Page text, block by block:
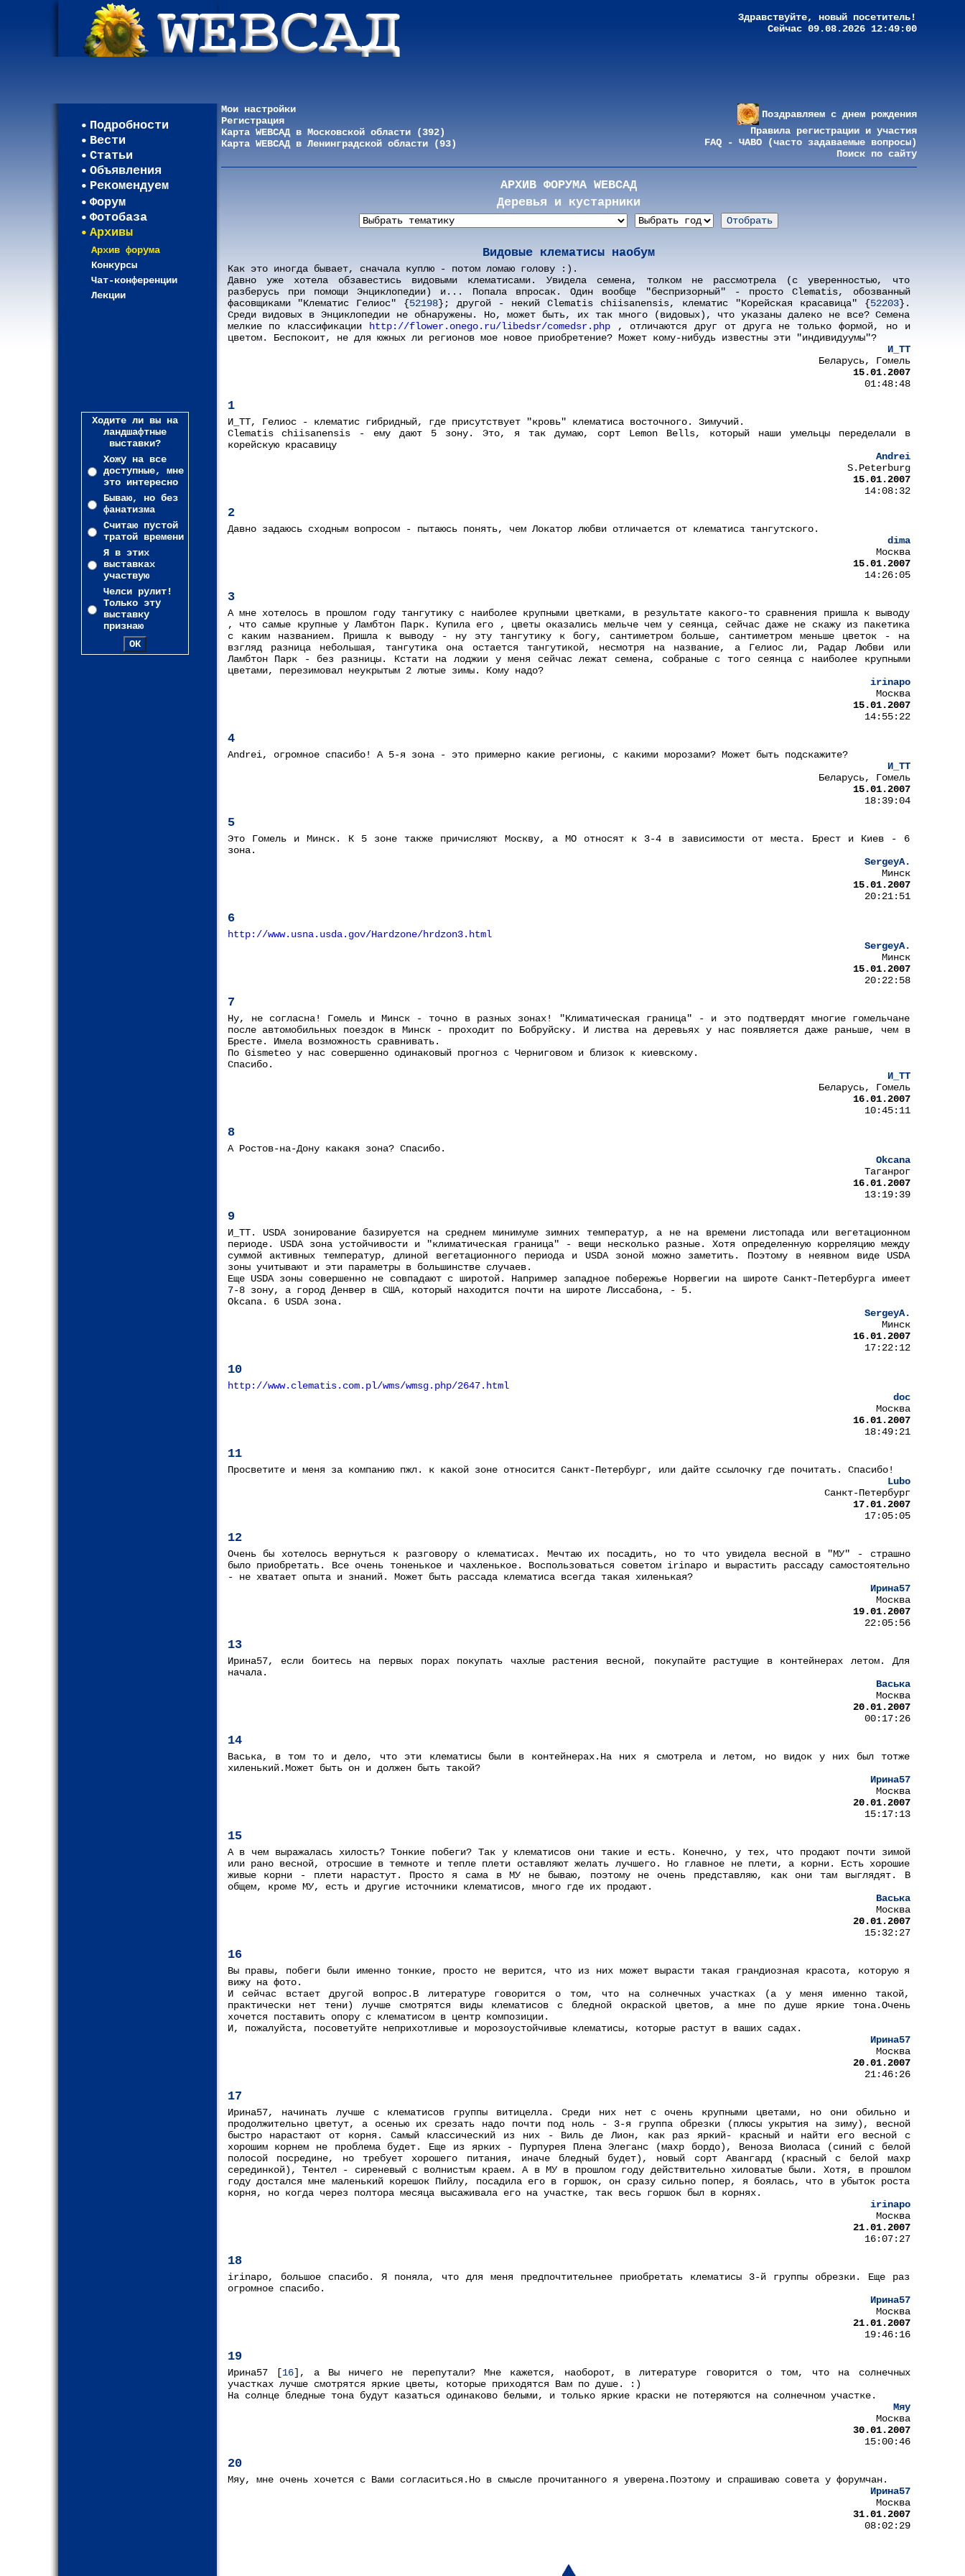
Здравствуйте, новый посетитель!
Сейчас 09.08.2026 12:49:00
Подробности
Вести
Статьи
Объявления
Рекомендуем
Форум
Фотобаза
Архивы
Архив форума
Конкурсы
Чат-конференции
Лекции
Ходите ли вы на
ландшафтные
выставки?
Хожу на все
доступные, мне
это интересно
Бываю, но без
фанатизма
Считаю пустой
тратой времени
Я в этих
выставках
участвую
Челси рулит!
Только эту
выставку
признаю
Мои настройки
Регистрация
Карта WEBСАД в Московской области (392)
Карта WEBСАД в Ленинградской области (93)
Поздравляем с днем рождения
Правила регистрации и участия
FAQ - ЧАВО (часто задаваемые вопросы)
Поиск по сайту
АРХИВ ФОРУМА WEBСАД
Деревья и кустарники
Видовые клематисы наобум
Как это иногда бывает, сначала куплю - потом ломаю голову :).
Давно уже хотела обзавестись видовыми клематисами. Увидела семена, толком не рассмотрела (с уверенностью, что
разберусь при помощи Энциклопедии) и... Попала впросак. Один вообще "беспризорный" - просто Clematis, обозванный
фасовщиками "Клематис Гелиос" {52198}; другой - некий Clematis chiisanensis, клематис "Корейская красавица" {52203}.
Среди видовых в Энциклопедии не обнаружены. Но, может быть, их так много (видовых), что указаны далеко не все? Семена
мелкие по классификации
http://flower.onego.ru/libedsr/comedsr.php, отличаются друг от друга не только формой, но и
цветом. Беспокоит, не для южных ли регионов мое новое приобретение? Может кому-нибудь известны эти "индивидуумы"?
И_ТТ
Беларусь, Гомель
15.01.2007
01:48:48
1
И_ТТ, Гелиос - клематис гибридный, где присутствует "кровь" клематиса восточного. Зимучий.
Clematis chiisanensis - ему дают 5 зону. Это, я так думаю, сорт Lemon Bells, который наши умельцы переделали в
корейскую красавицу
Andrei
S.Peterburg
15.01.2007
14:08:32
2
Давно задаюсь сходным вопросом - пытаюсь понять, чем Локатор любви отличается от клематиса тангутского.
dima
Москва
15.01.2007
14:26:05
3
А мне хотелось в прошлом году тангутику с наиболее крупными цветками, в результате какого-то сравнения пришла к выводу
, что самые крупные у Ламбтон Парк. Купила его , цветы оказались мельче чем у сеянца, сейчас даже не скажу из пакетика
с каким названием. Пришла к выводу - ну эту тангутику к богу, сантиметром больше, сантиметром меньше цветок - на
взгляд разница небольшая, тангутика она остается тангутикой, несмотря на название, а Гелиос ли, Радар Любви или
Ламбтон Парк - без разницы. Кстати на лоджии у меня сейчас лежат семена, собраные с того сеянца с наиболее крупными
цветами, перезимовал неукрытым 2 лютые зимы. Кому надо?
irinapo
Москва
15.01.2007
14:55:22
4
Andrei, огромное спасибо! А 5-я зона - это примерно какие регионы, с какими морозами? Может быть подскажите?
И_ТТ
Беларусь, Гомель
15.01.2007
18:39:04
5
Это Гомель и Минск. К 5 зоне также причисляют Москву, а МО относят к 3-4 в зависимости от места. Брест и Киев - 6
зона.
SergeyA.
Минск
15.01.2007
20:21:51
6
http://www.usna.usda.gov/Hardzone/hrdzon3.html
SergeyA.
Минск
15.01.2007
20:22:58
7
Ну, не согласна! Гомель и Минск - точно в разных зонах! "Климатическая граница" - и это подтвердят многие гомельчане
после автомобильных поездок в Минск - проходит по Бобруйску. И листва на деревьях у нас появляется даже раньше, чем в
Бресте. Имела возможность сравнивать.
По Gismeteo у нас совершенно одинаковый прогноз с Черниговом и близок к киевскому.
Спасибо.
И_ТТ
Беларусь, Гомель
16.01.2007
10:45:11
8
А Ростов-на-Дону какакя зона? Спасибо.
Okcana
Таганрог
16.01.2007
13:19:39
9
И_ТТ. USDA зонирование базируется на среднем минимуме зимних температур, а не на времени листопада или вегетационном
периоде. USDA зона устойчивости и "климатическая граница" - вещи несколько разные. Хотя определенную корреляцию между
суммой активных температур, длиной вегетационного периода и USDA зоной можно заметить. Поэтому в неявном виде USDA
зоны учитывают и эти параметры в большинстве случаев.
Еще USDA зоны совершенно не совпадают с широтой. Например западное побережье Норвегии на широте Санкт-Петербурга имеет
7-8 зону, а город Денвер в США, который находится почти на широте Лиссабона, - 5.
Okcana. 6 USDA зона.
SergeyA.
Минск
16.01.2007
17:22:12
10
http://www.clematis.com.pl/wms/wmsg.php/2647.html
doc
Москва
16.01.2007
18:49:21
11
Просветите и меня за компанию пжл. к какой зоне относится Санкт-Петербург, или дайте ссылочку где почитать. Спасибо!
Lubo
Санкт-Петербург
17.01.2007
17:05:05
12
Очень бы хотелось вернуться к разговору о клематисах. Мечтаю их посадить, но то что увидела весной в "МУ" - страшно
было приобретать. Все очень тоненькое и чахленькое. Воспользоваться советом irinapo и вырастить рассаду самостоятельно
- не хватает опыта и знаний. Может быть рассада клематиса всегда такая хиленькая?
Ирина57
Москва
19.01.2007
22:05:56
13
Ирина57, если боитесь на первых порах покупать чахлые растения весной, покупайте растущие в контейнерах летом. Для
начала.
Васька
Москва
20.01.2007
00:17:26
14
Васька, в том то и дело, что эти клематисы были в контейнерах.На них я смотрела и летом, но видок у них был тотже
хиленький.Может быть он и должен быть такой?
Ирина57
Москва
20.01.2007
15:17:13
15
А в чем выражалась хилость? Тонкие побеги? Так у клематисов они такие и есть. Конечно, у тех, что продают почти зимой
или рано весной, отросшие в темноте и тепле плети оставляют желать лучшего. Но главное не плети, а корни. Есть хорошие
живые корни - плети нарастут. Просто я сама в МУ не бываю, поэтому не очень представляю, как они там выглядят. В
общем, кроме МУ, есть и другие источники клематисов, много где их продают.
Васька
Москва
20.01.2007
15:32:27
16
Вы правы, побеги были именно тонкие, просто не верится, что из них может вырасти такая грандиозная красота, которую я
вижу на фото.
И сейчас встает другой вопрос.В литературе говорится о том, что на солнечных участках (а у меня именно такой,
практически нет тени) лучше смотрятся виды клематисов с бледной окраской цветов, а мне по душе яркие тона.Очень
хочется поставить опору с клематисом в центр композиции.
И, пожалуйста, посоветуйте неприхотливые и морозоустойчивые клематисы, которые растут в ваших садах.
Ирина57
Москва
20.01.2007
21:46:26
17
Ирина57, начинать лучше с клематисов группы витицелла. Среди них нет с очень крупными цветами, но они обильно и
продолжительно цветут, а осенью их срезать надо почти под ноль - 3-я группа обрезки (плюсы укрытия на зиму), весной
быстро нарастают от корня. Самый классический из них - Виль де Лион, как раз яркий- красный и найти его весной с
хорошим корнем не проблема будет. Еще из ярких - Пурпурея Плена Элеганс (махр бордо), Веноза Виоласа (синий с белой
полосой посредине, но требует хорошего питания, иначе бледный будет), новый сорт Авангард (красный с белой махр
серединкой), Тентел - сиреневый с волнистым краем. А в МУ в прошлом году действительно хиловатые были. Хотя, в прошлом
году достался мне маленький корешок Пийлу, посадила его в горшок, он сразу сильно попер, я боялась, что в убыток роста
корня, но когда через полтора месяца высаживала его на участке, так весь горшок был в корнях.
irinapo
Москва
21.01.2007
16:07:27
18
irinapo, большое спасибо. Я поняла, что для меня предпочтительнее приобретать клематисы 3-й группы обрезки. Еще раз
огромное спасибо.
Ирина57
Москва
21.01.2007
19:46:16
19
Ирина57 [16], а Вы ничего не перепутали? Мне кажется, наоборот, в литературе говорится о том, что на солнечных
участках лучше смотрятся яркие цветы, которые приходятся Вам по душе. :)
На солнце бледные тона будут казаться одинаково белыми, и только яркие краски не потеряются на солнечном участке.
Мяу
Москва
30.01.2007
15:00:46
20
Мяу, мне очень хочется с Вами согласиться.Но в смысле прочитанного я уверена.Поэтому и спрашиваю совета у форумчан.
Ирина57
Москва
31.01.2007
08:02:29